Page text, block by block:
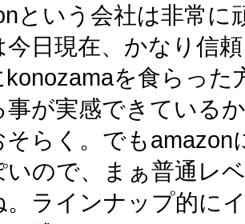
という会社は非常に
今日現在、かなり信
konozamaを食らっ
事が実感できている
そらく。でも
いので、まぁ普通レ
。ラインナップ的に